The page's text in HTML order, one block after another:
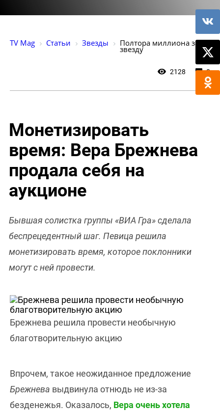
TV Mag Статьи Звезды Полтора миллиона за
звезду
2128 0
Монетизировать
время: Вера Брежнева
продала себя на
аукционе
Бывшая солистка группы «ВИА Гра» сделала
беспрецедентный шаг. Певица решила
монетизировать время, которое поклонники
могут с ней провести.
Брежнева решила провести необычную
благотворительную акцию
Впрочем, такое неожиданное предложение
Брежнева выдвинула отнюдь не из-за
безденежья. Оказалось, Вера очень хотела